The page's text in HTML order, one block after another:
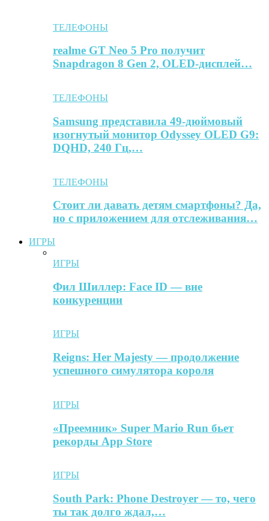
ТЕЛЕФОНЫ
realme GT Neo 5 Pro получит
Snapdragon 8 Gen 2, OLED-дисплей…
ТЕЛЕФОНЫ
Samsung представила 49-дюймовый
изогнутый монитор Odyssey OLED G9:
DQHD, 240 Гц,…
ТЕЛЕФОНЫ
Стоит ли давать детям смартфоны? Да,
но с приложением для отслеживания…
ИГРЫ
ИГРЫ
Фил Шиллер: Face ID — вне
конкуренции
ИГРЫ
Reigns: Her Majesty — продолжение
успешного симулятора короля
ИГРЫ
«Преемник» Super Mario Run бьет
рекорды App Store
ИГРЫ
South Park: Phone Destroyer — то, чего
ты так долго ждал,…